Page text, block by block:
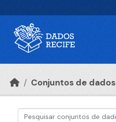
Conjuntos de dados